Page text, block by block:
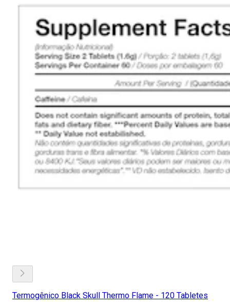
Termogênico Black Skull Thermo Flame - 120 Tabletes